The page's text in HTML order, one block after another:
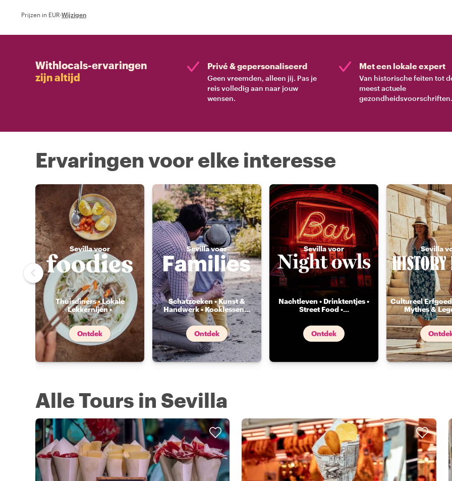
Prijzen in EUR·Wijzigen
Withlocals-ervaringen
zijn altijd
Privé & gepersonaliseerd
Geen vreemden, alleen jij. Pas je
reis volledig aan naar jouw
wensen.
Met een lokale expert
Van historische feiten tot
meest actuele
gezondheidsvoorschriften.
Ervaringen voor elke interesse
Sevilla voor
Thuisdiners • Lokale
Lekkernijen •
Voedselmarkten...
Ontdek
Sevilla voor
Schatzoeken • Kunst &
Handwerk • Kooklessen...
Ontdek
Sevilla voor
Nachtleven • Drinktentjes •
Street Food •...
Ontdek
Sevilla
Cultureel Erfgoed
Mythes &
Alle Tours in Sevilla